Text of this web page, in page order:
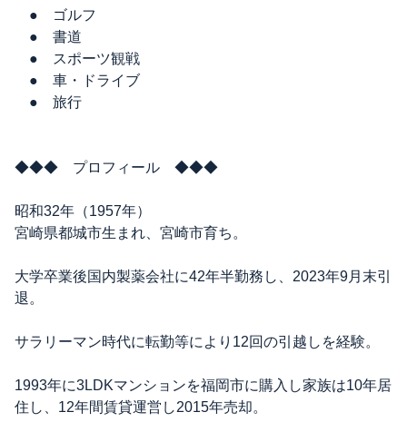
● ゴルフ
● 書道
● スポーツ観戦
● 車・ドライブ
● 旅行
◆◆◆ プロフィール ◆◆◆
昭和32年（1957年）
宮崎県都城市生まれ、宮崎市育ち。
大学卒業後国内製薬会社に42年半勤務し、2023年9月末引
退。
サラリーマン時代に転勤等により12回の引越しを経験。
1993年に3LDKマンションを福岡市に購入し家族は10年居
住し、12年間賃貸運営し2015年売却。